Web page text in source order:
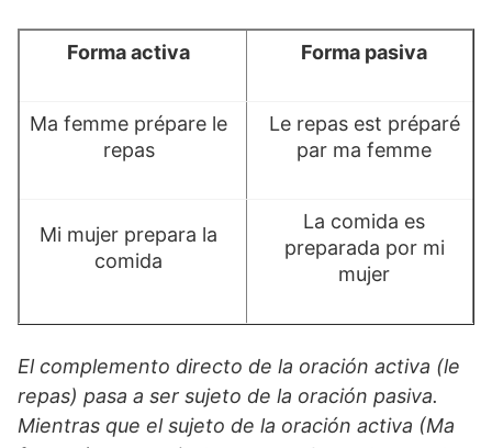
Forma activa Forma pasiva
Ma femme prépare le
repas
Le repas est préparé
par ma femme
Mi mujer prepara la
comida
La comida es
preparada por mi
mujer
El complemento directo de la oración activa (le
repas) pasa a ser sujeto de la oración pasiva.
Mientras que el sujeto de la oración activa (Ma